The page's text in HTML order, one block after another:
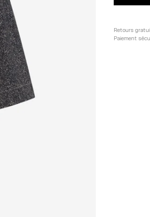
Retours
Paiement